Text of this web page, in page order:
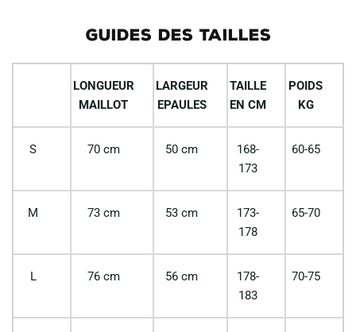
GUIDES DES TAILLES
LONGUEUR
MAILLOT
LARGEUR
EPAULES
TAILLE
EN CM
POIDS
KG
S 70 cm 50 cm
168-
173
60-65
M 73 cm 53 cm
173-
178
65-70
L 76 cm 56 cm
178-
183
70-75